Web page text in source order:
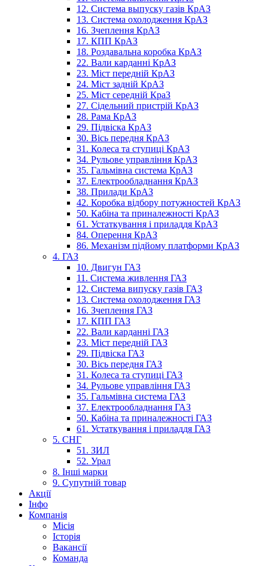
12. Система выпуску газів КрАЗ
13. Система охолодження КрАЗ
16. Зчеплення КрАЗ
17. КПП КрАЗ
18. Роздавальна коробка КрАЗ
22. Вали карданні КрАЗ
23. Міст передній КрАЗ
24. Міст задній КрАЗ
25. Міст середній КраЗ
27. Сідельний пристрій КрАЗ
28. Рама КрАЗ
29. Підвіска КрАЗ
30. Вісь передня КрАЗ
31. Колеса та ступиці КрАЗ
34. Рульове управління КрАЗ
35. Гальмівна система КрАЗ
37. Електрообладнання КрАЗ
38. Прилади КрАЗ
42. Коробка відбору потужностей КрАЗ
50. Кабіна та приналежності КрАЗ
61. Устаткування і приладдя КрАЗ
84. Оперення КрАЗ
86. Механізм підйому платформи КрАЗ
4. ГАЗ
10. Двигун ГАЗ
11. Система живлення ГАЗ
12. Система випуску газів ГАЗ
13. Система охолодження ГАЗ
16. Зчеплення ГАЗ
17. КПП ГАЗ
22. Вали карданні ГАЗ
23. Міст передній ГАЗ
29. Підвіска ГАЗ
30. Вісь передня ГАЗ
31. Колеса та ступиці ГАЗ
34. Рульове управління ГАЗ
35. Гальмівна система ГАЗ
37. Електрообладнання ГАЗ
50. Кабіна та приналежності ГАЗ
61. Устаткування і приладдя ГАЗ
5. СНГ
51. ЗИЛ
52. Урал
8. Інші марки
9. Супутній товар
Акції
Інфо
Компанія
Місія
Історія
Вакансії
Команда